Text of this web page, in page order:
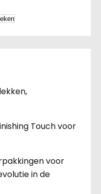
Touch voor
voor
in de